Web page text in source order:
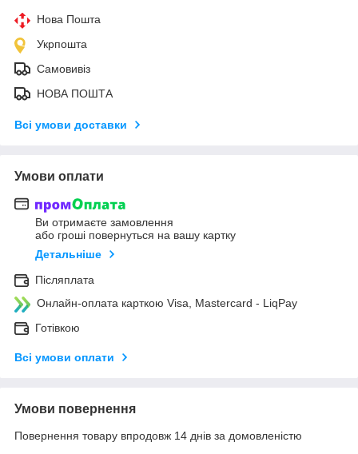
Нова Пошта
Укрпошта
Самовивіз
НОВА ПОШТА
Всі умови доставки
Умови оплати
Ви отримаєте замовлення
або гроші повернуться на вашу картку
Детальніше
Післяплата
Онлайн-оплата карткою Visa, Mastercard - LiqPay
Готівкою
Всі умови оплати
Умови повернення
Повернення товару впродовж 14 днів за домовленістю